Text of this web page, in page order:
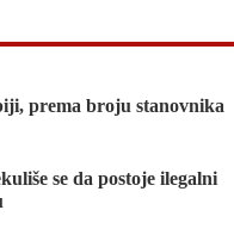
prema broju stanovnika
se da postoje ilegalni